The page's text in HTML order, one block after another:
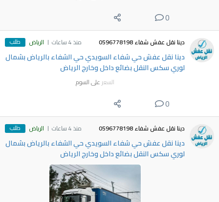
0
دينا نقل عفش شفاء 0596778198 منذ 4 ساعات الرياض طلب
دينا نقل عفش حي شفاء السويدي حي الشفاء بالرياض بشمال
لوري سكس النقل بضائع داخل وخارج الرياض
السعر على السوم
0
دينا نقل عفش شفاء 0596778198 منذ 4 ساعات الرياض طلب
دينا نقل عفش حي شفاء السويدي حي الشفاء بالرياض بشمال
لوري سكس النقل بضائع داخل وخارج الرياض